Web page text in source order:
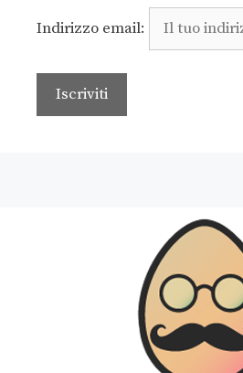
Indirizzo email: